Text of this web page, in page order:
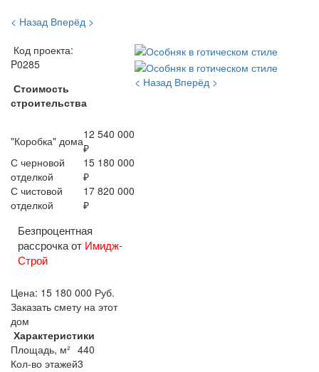
< Назад Вперёд >
Код проекта:
P0285
Стоимость
строительства
"Коробка" дома12 540 000
₽
С черновой
отделкой
15 180 000
₽
С чистовой
отделкой
17 820 000
₽
Безпроцентная
рассрочка от Имидж-
Строй
Цена: 15 180 000 Руб.
Заказать смету на этот
дом
Характеристики
Площадь, м² 440
Кол-во этажей3
< Назад Вперёд >